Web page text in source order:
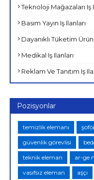
Teknoloji Mağazaları Iş
Basım Yayın Iş Ilanları
Dayanıklı Tüketim
Medikal Iş Ilanları
Reklam Ve Tanıtım Iş
Pozisyonlar
temizlik elemanı
güvenlik görevlisi
teknik eleman ar-ge
vasıfsız eleman aşçı